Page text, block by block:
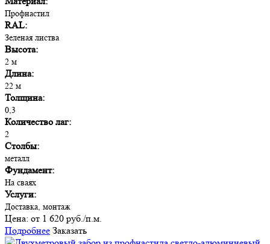
Профнастил
RAL:
Зеленая листва
Высота:
2 м
Длина:
22 м
Толщина:
0,3
Количество лаг:
2
Столбы:
металл
Фундамент:
На сваях
Услуги:
Доставка, монтаж
Цена: от 1 620 руб./п.м.
Подробнее Заказать